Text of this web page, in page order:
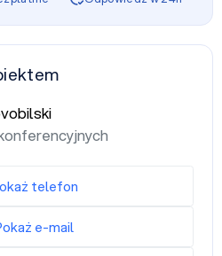
telefon
e-mail